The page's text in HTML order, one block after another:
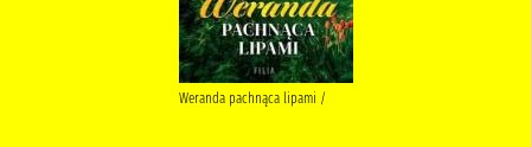
Weranda pachnąca lipami /